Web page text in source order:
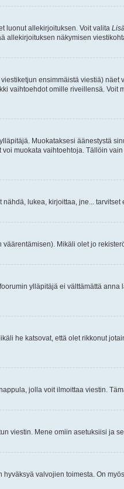
luonut allekirjoituksen. Voit valita
näkymisen
ensimmäistä viestiä) näet
vaihtoehdot omille riveillensä.
Muokataksesi äänestystä
muokata vaihtoehtoja. Tällöin
lukea, kirjoittaa, jne...
Mikäli olet jo
ylläpitäjä ei välttämättä
he katsovat, että olet rikkonut
jolla voit ilmoittaa viestin.
viestin. Mene omiin asetuksiisi ja
valvojien toimesta. On